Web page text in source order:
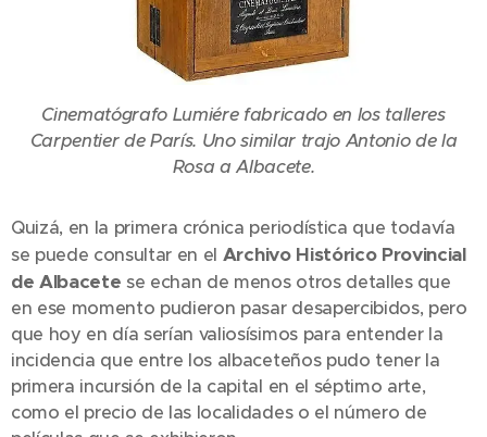
Cinematógrafo Lumiére fabricado en los talleres
Carpentier de París. Uno similar trajo Antonio de la
Rosa a Albacete.
Quizá, en la primera crónica periodística que todavía
se puede consultar en el Archivo Histórico Provincial
de Albacete se echan de menos otros detalles que
en ese momento pudieron pasar desapercibidos, pero
que hoy en día serían valiosísimos para entender la
incidencia que entre los albaceteños pudo tener la
primera incursión de la capital en el séptimo arte,
como el precio de las localidades o el número de